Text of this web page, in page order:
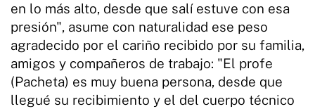
en lo más alto, desde que salí estuve con esa
presión", asume con naturalidad ese peso
agradecido por el cariño recibido por su familia,
amigos y compañeros de trabajo: "El profe
(Pacheta) es muy buena persona, desde que
llegué su recibimiento y el del cuerpo técnico